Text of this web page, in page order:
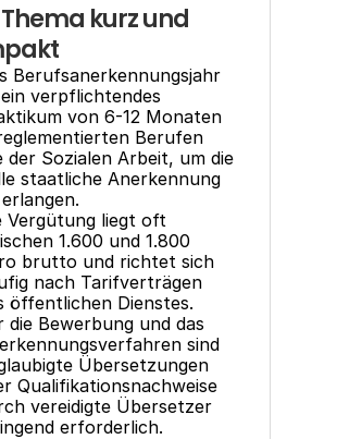
kurz und
Berufsanerkennungsjahr
verpflichtendes
von 6-12 Monaten
Berufen
der Sozialen Arbeit, um die
staatliche Anerkennung
Vergütung liegt oft
1.600 und 1.800
brutto und richtet sich
nach Tarifverträgen
öffentlichen Dienstes.
die Bewerbung und das
sind
Übersetzungen
Qualifikationsnachweise
vereidigte Übersetzer
erforderlich.